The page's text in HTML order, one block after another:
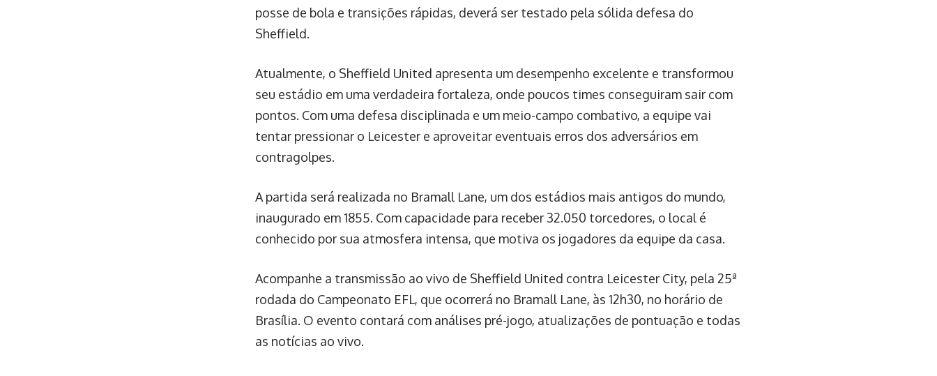
posse de bola e transições rápidas, deverá ser testado pela sólida defesa do
Sheffield.
Atualmente, o Sheffield United apresenta um desempenho excelente e transformou
seu estádio em uma verdadeira fortaleza, onde poucos times conseguiram sair com
pontos. Com uma defesa disciplinada e um meio-campo combativo, a equipe vai
tentar pressionar o Leicester e aproveitar eventuais erros dos adversários em
contragolpes.
A partida será realizada no Bramall Lane, um dos estádios mais antigos do mundo,
inaugurado em 1855. Com capacidade para receber 32.050 torcedores, o local é
conhecido por sua atmosfera intensa, que motiva os jogadores da equipe da casa.
Acompanhe a transmissão ao vivo de Sheffield United contra Leicester City, pela 25ª
rodada do Campeonato EFL, que ocorrerá no Bramall Lane, às 12h30, no horário de
Brasília. O evento contará com análises pré-jogo, atualizações de pontuação e todas
as notícias ao vivo.